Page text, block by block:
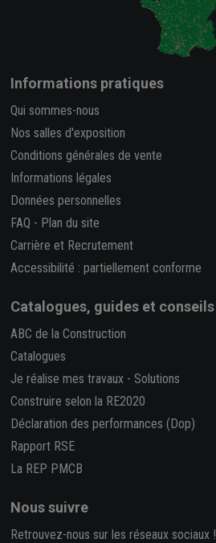
Informations pratiques
Qui sommes-nous
Nos salles d'exposition
Conditions générales de vente
Informations légales
Données personnelles
FAQ - Plan du site
Carrière et Recrutement
Accessibilité : partiellement conforme
Catalogues, guides et conseils
ABC de la Construction
Catalogues
Je réalise mes travaux - Solutions
Construire selon la RE2020
Déclaration des performances (Dop)
Rapport RSE
La REP PMCB
Nous suivre
Retrouvez-nous sur les réseaux sociaux !